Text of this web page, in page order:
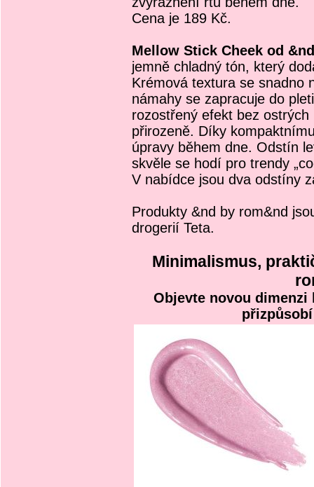
Cena je 189 Kč.
Mellow Stick Cheek od
jemně chladný tón, který
Krémová textura se snadno
námahy se zapracuje do
rozostřený efekt bez
přirozeně. Díky
úpravy během dne. Odstín
skvěle se hodí pro trendy
V nabídce jsou dva odstíny
Produkty &nd by rom&nd
drogerií Teta.
Minimalismus,
Objevte novou dimenzi